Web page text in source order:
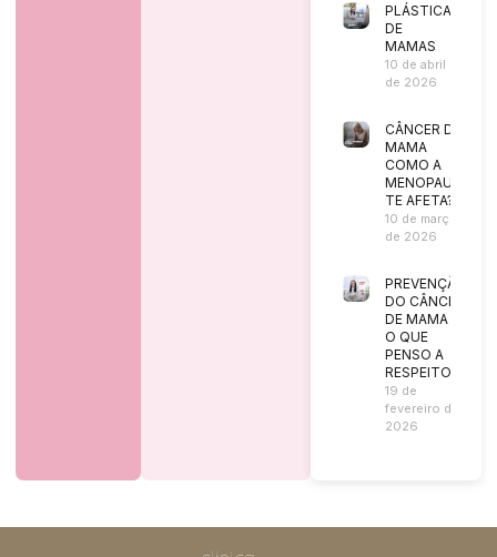
PLÁSTICA
DE
MAMAS
10 de abril
de 2026
CÂNCER DE
MAMA
COMO A
MENOPAUSA
TE AFETA?
10 de março
de 2026
PREVENÇÃO
DO CÂNCER
DE MAMA |
O QUE
PENSO A
RESPEITO?
19 de
fevereiro de
2026